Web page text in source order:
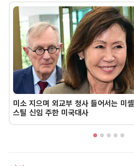
미소 지으며 외교부 청사 들어서는 미셸
스틸 신임 주한 미국대사